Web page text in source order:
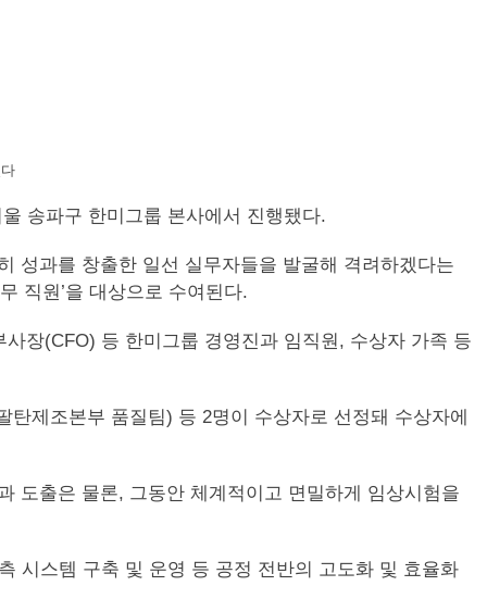
송파구 한미그룹 본사에서 진행됐다.
성과를 창출한 일선 실무자들을 발굴해 격려하겠다는
직원’을 대상으로 수여된다.
장(CFO) 등 한미그룹 경영진과 임직원, 수상자 가족 등
제조본부 품질팀) 등 2명이 수상자로 선정돼 수상자에
도출은 물론, 그동안 체계적이고 면밀하게 임상시험을
시스템 구축 및 운영 등 공정 전반의 고도화 및 효율화